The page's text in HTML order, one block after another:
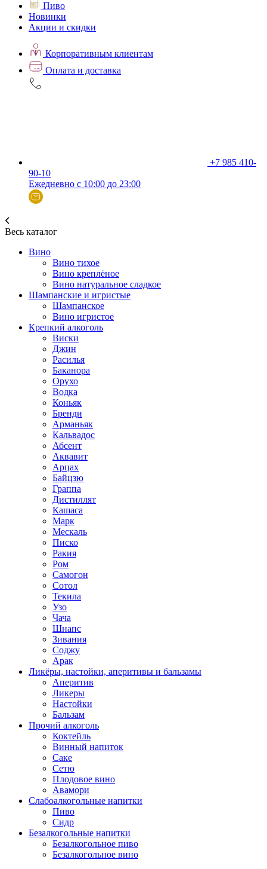
Пиво
Новинки
Акции и скидки
Корпоративным клиентам
Оплата и доставка
+7 985 410-
90-10
Ежедневно с 10:00 до 23:00
Весь каталог
Вино
Вино тихое
Вино креплёное
Вино натуральное сладкое
Шампанские и игристые
Шампанское
Вино игристое
Крепкий алкоголь
Виски
Джин
Расилья
Баканора
Орухо
Водка
Коньяк
Бренди
Арманьяк
Кальвадос
Абсент
Аквавит
Арцах
Байцзю
Граппа
Дистиллят
Кашаса
Марк
Мескаль
Писко
Ракия
Ром
Самогон
Сотол
Текила
Узо
Чача
Шнапс
Зивания
Соджу
Арак
Ликёры, настойки, аперитивы и бальзамы
Аперитив
Ликеры
Настойки
Бальзам
Прочий алкоголь
Коктейль
Винный напиток
Саке
Сетю
Плодовое вино
Авамори
Слабоалкогольные напитки
Пиво
Сидр
Безалкогольные напитки
Безалкогольное пиво
Безалкогольное вино